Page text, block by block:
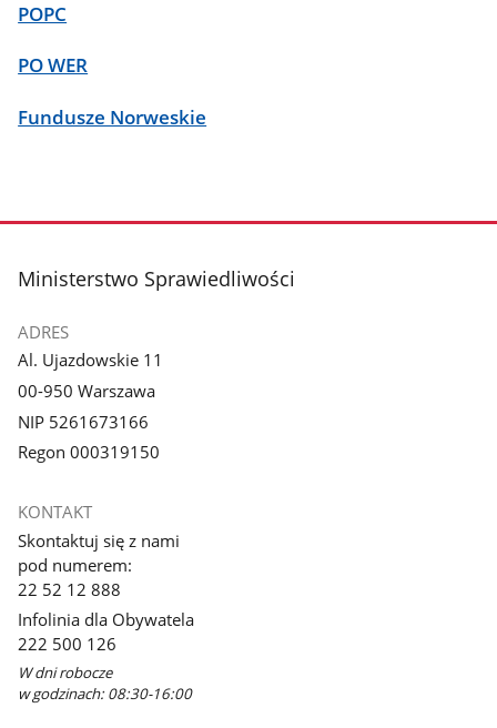
POPC
PO WER
Fundusze Norweskie
stopka
Ministerstwo Sprawiedliwości
ADRES
Al. Ujazdowskie 11
00-950 Warszawa
NIP 5261673166
Regon 000319150
KONTAKT
Skontaktuj się z nami
pod numerem:
22 52 12 888
Infolinia dla Obywatela
222 500 126
W dni robocze
w godzinach: 08:30-16:00